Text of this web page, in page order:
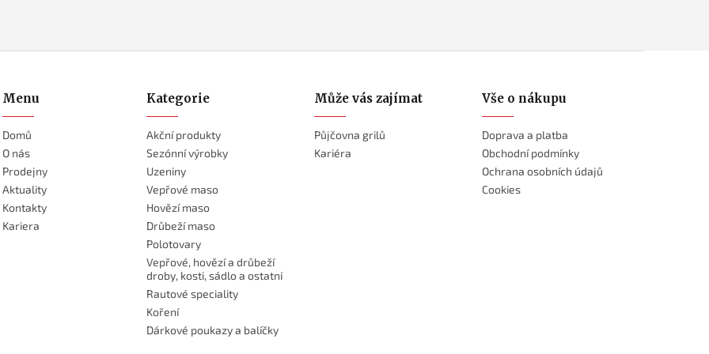
Menu
Domů
O nás
Prodejny
Aktuality
Kontakty
Kariera
Kategorie
Akční produkty
Sezónní výrobky
Uzeniny
Vepřové maso
Hovězí maso
Drůbeží maso
Polotovary
Vepřové, hovězí a drůbeží
droby, kosti, sádlo a ostatní
Rautové speciality
Koření
Dárkové poukazy a balíčky
Může vás zajímat
Půjčovna grilů
Kariéra
Vše o nákupu
Doprava a platba
Obchodní podmínky
Ochrana osobních údajů
Cookies